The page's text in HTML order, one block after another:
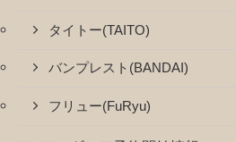
タイトー(TAITO)
バンプレスト(BANDAI)
フリュー(FuRyu)